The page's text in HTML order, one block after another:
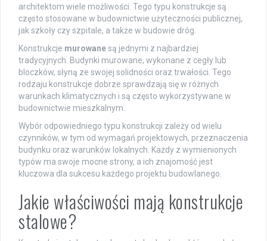
architektom wiele możliwości. Tego typu konstrukcje są
często stosowane w budownictwie użyteczności publicznej,
jak szkoły czy szpitale, a także w budowie dróg.
Konstrukcje murowanesą jednymi z najbardziej
tradycyjnych. Budynki murowane, wykonane z cegły lub
bloczków, słyną ze swojej solidności oraz trwałości. Tego
rodzaju konstrukcje dobrze sprawdzają się w różnych
warunkach klimatycznych i są często wykorzystywane w
budownictwie mieszkalnym.
Wybór odpowiedniego typu konstrukcji zależy od wielu
czynników, w tym od wymagań projektowych, przeznaczenia
budynku oraz warunków lokalnych. Każdy z wymienionych
typów ma swoje mocne strony, a ich znajomość jest
kluczowa dla sukcesu każdego projektu budowlanego.
Jakie właściwości mają konstrukcje
stalowe?